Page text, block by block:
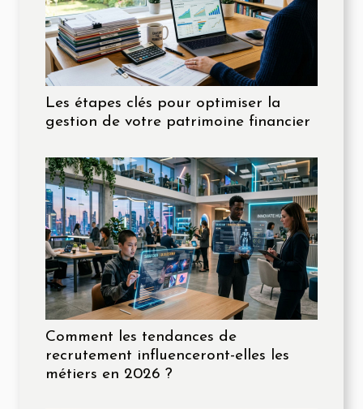
Les étapes clés pour optimiser la
gestion de votre patrimoine financier
Comment les tendances de
recrutement influenceront-elles les
métiers en 2026 ?